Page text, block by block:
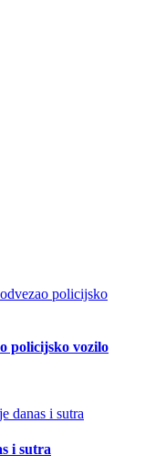
policijsko vozilo
i sutra